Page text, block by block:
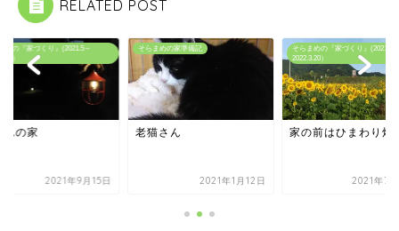
RELATED POST
めの『家づくり』(2021.5～
）
れの家
2021年9月15日
そらまめの家準備記
老猫さん
2021年1月12日
そらまめの『家づくり』(2021.5～
2022.3.20）
家の前はひまわり畑
2021年7